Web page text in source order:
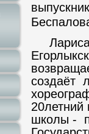
Лариса
создаёт
школы -